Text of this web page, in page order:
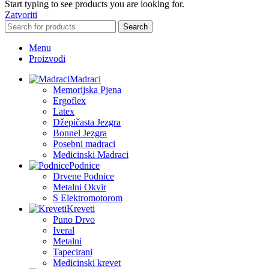
Start typing to see products you are looking for.
Zatvoriti
Search
Menu
Proizvodi
Madraci
Memorijska Pjena
Ergoflex
Latex
Džepičasta Jezgra
Bonnel Jezgra
Posebni madraci
Medicinski Madraci
Podnice
Drvene Podnice
Metalni Okvir
S Elektromotorom
Kreveti
Puno Drvo
Iveral
Metalni
Tapecirani
Medicinski krevet